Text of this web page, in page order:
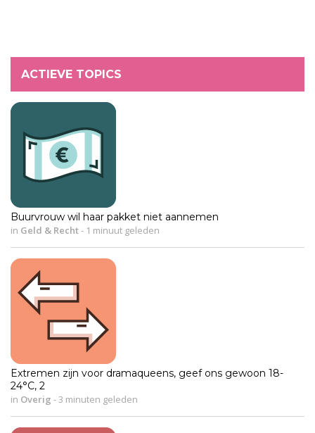
ACTIEVE TOPICS
Buurvrouw wil haar pakket niet aannemen
in Geld & Recht- 1 minuut geleden
Extremen zijn voor dramaqueens, geef ons gewoon 18-
24°C, 2
in Overig -3 minuten geleden